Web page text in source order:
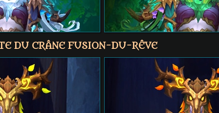
DU CRÂNE FUSION-DU-RÊVE